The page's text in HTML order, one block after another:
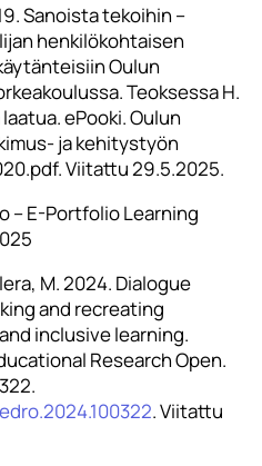
Sanoista tekoihin –
henkilökohtaisen
Oulun
Teoksessa H.
ePooki. Oulun
ja kehitystyön
Viitattu 29.5.2025.
– E-Portfolio Learning
M. 2024. Dialogue
and recreating
inclusive learning.
Research Open.
. Viitattu